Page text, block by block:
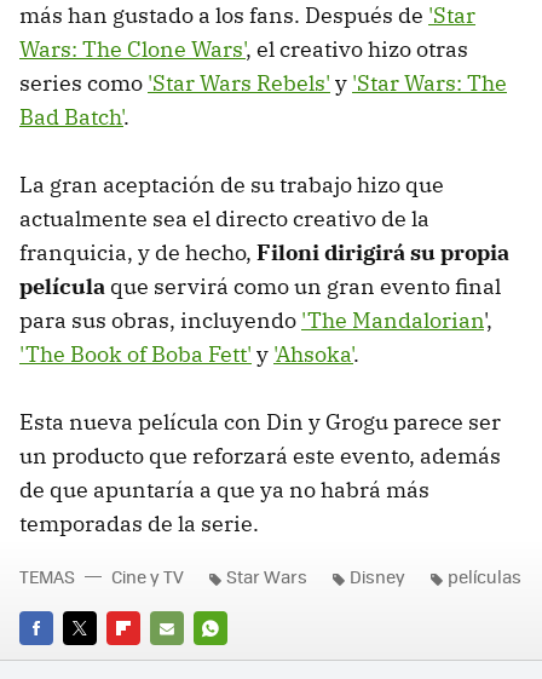
más han gustado a los fans. Después de 'Star
Wars: The Clone Wars', el creativo hizo otras
series como 'Star Wars Rebels' y 'Star Wars: The
Bad Batch'.
La gran aceptación de su trabajo hizo que
actualmente sea el directo creativo de la
franquicia, y de hecho, Filoni dirigirá su propia
película que servirá como un gran evento final
para sus obras, incluyendo 'The Mandalorian',
'The Book of Boba Fett' y 'Ahsoka'.
Esta nueva película con Din y Grogu parece ser
un producto que reforzará este evento, además
de que apuntaría a que ya no habrá más
temporadas de la serie.
FACEBOOK
TWITTERFLIPBOARD
E-
WHATSAPP
TEMAS Cine y TV Star Wars Disney películas